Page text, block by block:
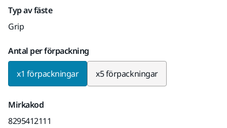
Typ av fäste
Grip
Antal per förpackning
x1 förpackningar x5 förpackningar
Mirkakod
8295412111